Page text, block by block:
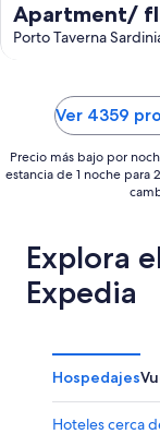
Apartment/
Porto Taverna
Ver 4359
Precio más bajo por
estancia de 1 noche para
Explora
Expedia
Hospedajes
Hoteles cerca